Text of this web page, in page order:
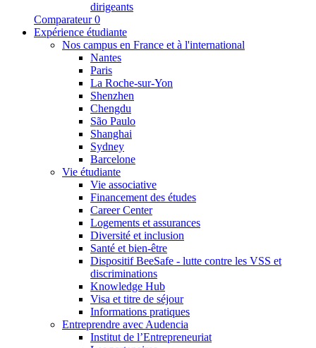
dirigeants
Comparateur 0
Expérience étudiante
Nos campus en France et à l'international
Nantes
Paris
La Roche-sur-Yon
Shenzhen
Chengdu
São Paulo
Shanghai
Sydney
Barcelone
Vie étudiante
Vie associative
Financement des études
Career Center
Logements et assurances
Diversité et inclusion
Santé et bien-être
Dispositif BeeSafe - lutte contre les VSS et
discriminations
Knowledge Hub
Visa et titre de séjour
Informations pratiques
Entreprendre avec Audencia
Institut de l’Entrepreneuriat